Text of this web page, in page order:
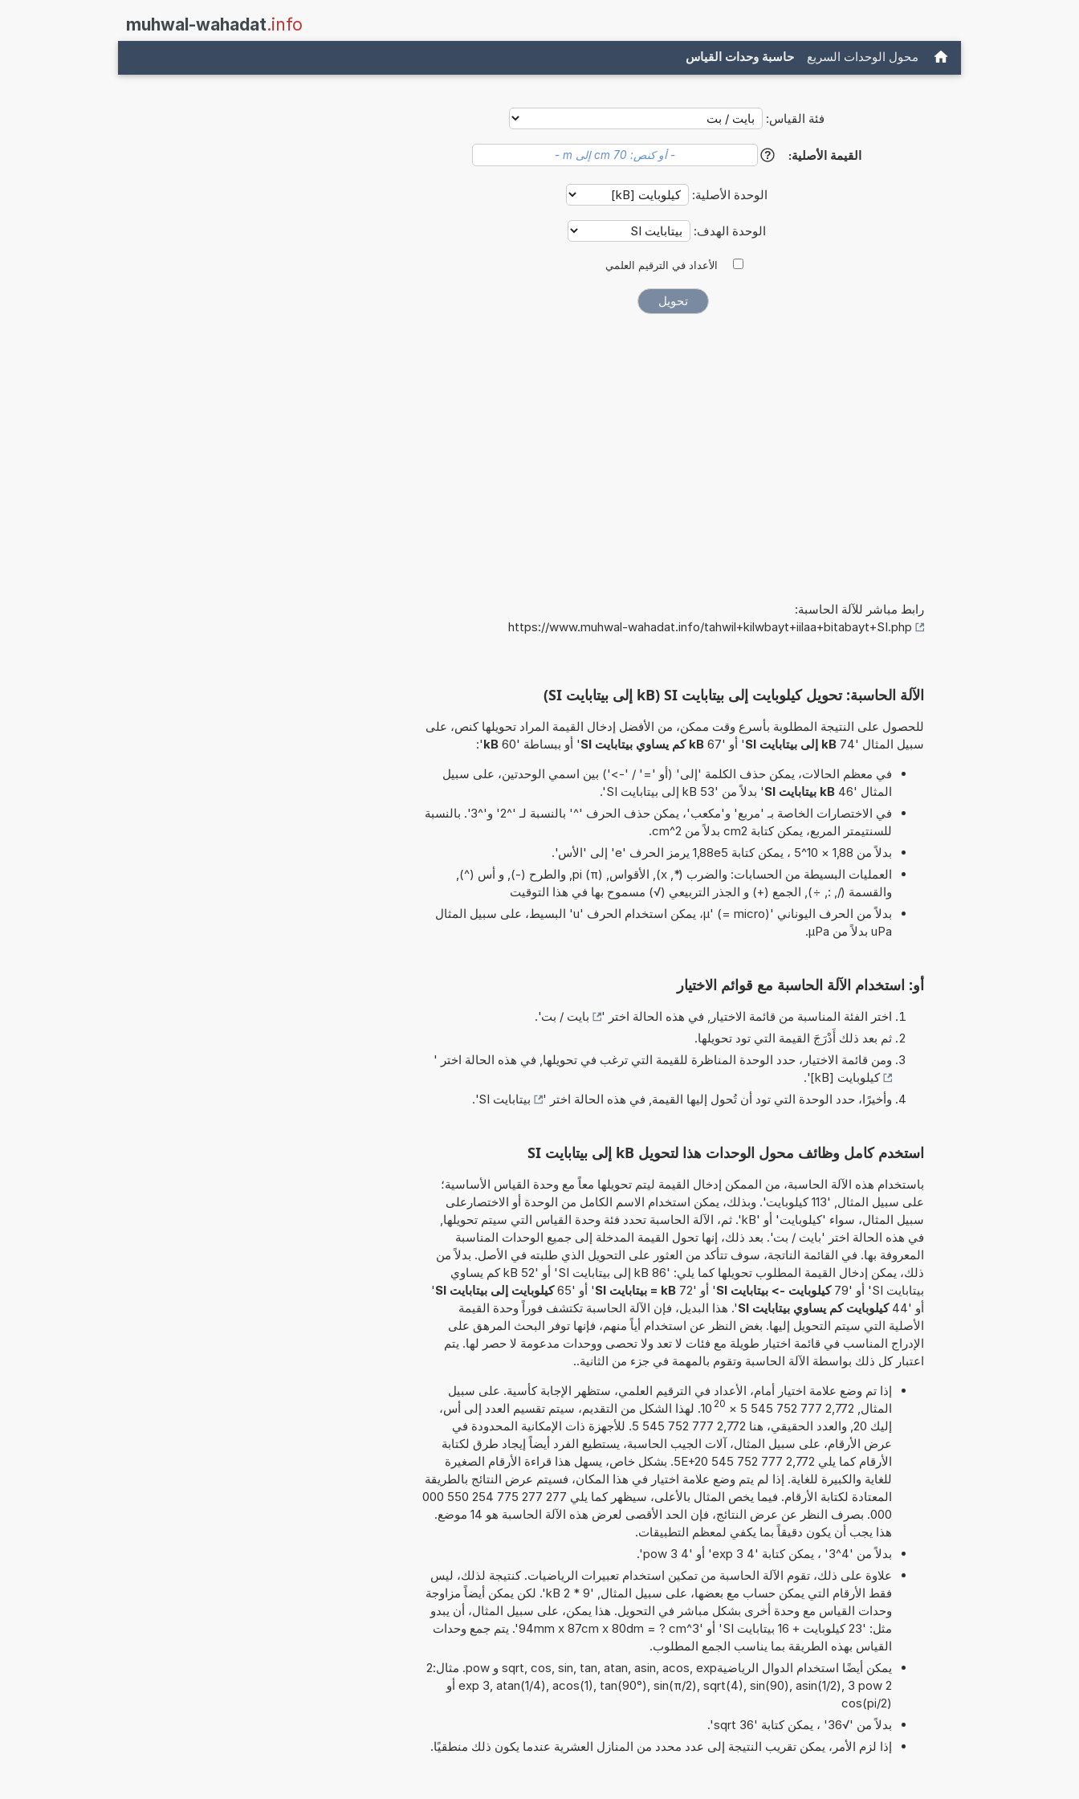
muhwal-wahadat.info
محول الوحدات السريع حاسبة وحدات القياس
فئة القياس:
القيمة الأصلية: ?
الوحدة الأصلية:
الوحدة الهدف:
الأعداد في الترقيم العلمي
رابط مباشر للآلة الحاسبة:
https://www.muhwal-wahadat.info/tahwil+kilwbayt+iilaa+bitabayt+SI.php
الآلة الحاسبة: تحويل كيلوبايت إلى بيتابايت SI (kB إلى بيتابايت SI)
للحصول على النتيجة المطلوبة بأسرع وقت ممكن، من الأفضل إدخال القيمة المراد تحويلها كنص، على
سبيل المثال '74
kB إلى بيتابايت SI ' أو '67 kB كم يساوي بيتابايت SI ' أو ببساطة '60 kB
':
في معظم الحالات، يمكن حذف الكلمة 'إلى' (أو '=' / '->') بين اسمي الوحدتين، على سبيل
المثال '46
kB بيتابايت SI
' بدلاً من '53 kB إلى بيتابايت SI'.
في الاختصارات الخاصة بـ 'مربع' و'مكعب'، يمكن حذف الحرف '^' بالنسبة لـ '^2' و'^3'. بالنسبة
للسنتيمتر المربع، يمكن كتابة cm2 بدلاً من cm^2.
بدلاً من 1,88 × 10^5 ، يمكن كتابة 1,88e5 يرمز الحرف 'e' إلى 'الأس'.
العمليات البسيطة من الحسابات: والضرب (*, x), الأقواس, pi (π), والطرح (-), و أس (^),
والقسمة (/, :, ÷), الجمع (+) و الجذر التربيعي (√) مسموح بها في هذا التوقيت
بدلاً من الحرف اليوناني 'µ' (= micro)، يمكن استخدام الحرف 'u' البسيط، على سبيل المثال
uPa بدلاً من µPa.
أو: استخدام الآلة الحاسبة مع قوائم الاختيار
اختر الفئة المناسبة من قائمة الاختيار, في هذه الحالة اختر ' بايت / بت'.
ثم بعد ذلك أَدْرَجَ القيمة التي تود تحويلها.
ومن قائمة الاختيار، حدد الوحدة المناظرة للقيمة التي ترغب في تحويلها, في هذه الحالة اختر '
كيلوبايت [kB]
'.
وأخيرًا، حدد الوحدة التي تود أن تُحول إليها القيمة, في هذه الحالة اختر '
بيتابايت SI '.
استخدم كامل وظائف محول الوحدات هذا لتحويل kB إلى بيتابايت SI
باستخدام هذه الآلة الحاسبة، من الممكن إدخال القيمة ليتم تحويلها معاً مع وحدة القياس الأساسية؛
على سبيل المثال, '113 كيلوبايت'. وبذلك، يمكن استخدام الاسم الكامل من الوحدة أو الاختصارعلى
سبيل المثال، سواء 'كيلوبايت' أو 'kB'. ثم، الآلة الحاسبة تحدد فئة وحدة القياس التي سيتم تحويلها,
في هذه الحالة اختر 'بايت / بت'. بعد ذلك، إنها تحول القيمة المدخلة إلى جميع الوحدات المناسبة
المعروفة بها. في القائمة الناتجة، سوف تتأكد من العثور على التحويل الذي طلبته في الأصل. بدلاً من
ذلك، يمكن إدخال القيمة المطلوب تحويلها كما يلي: '86 kB إلى بيتابايت SI' أو '52 kB كم يساوي
بيتابايت SI' أو '79
كيلوبايت -> بيتابايت SI ' أو '72 kB = بيتابايت SI ' أو '65 كيلوبايت إلى بيتابايت SI
'
أو '44
كيلوبايت كم يساوي بيتابايت SI
'. هذا البديل، فإن الآلة الحاسبة تكتشف فوراً وحدة القيمة
الأصلية التي سيتم التحويل إليها. بغض النظر عن استخدام أياً منهم، فإنها توفر البحث المرهق على
الإدراج المناسب في قائمة اختيار طويلة مع فئات لا تعد ولا تحصى ووحدات مدعومة لا حصر لها. يتم
اعتبار كل ذلك بواسطة الآلة الحاسبة وتقوم بالمهمة في جزء من الثانية..
إذا تم وضع علامة اختيار أمام، الأعداد في الترقيم العلمي، ستظهر الإجابة كأسية. على سبيل
المثال, 2,772 777 752 545 5
×
10 20
. لهذا الشكل من التقديم، سيتم تقسيم العدد إلى أس،
إليك 20, والعدد الحقيقي، هنا 2,772 777 752 545 5. للأجهزة ذات الإمكانية المحدودة في
عرض الأرقام، على سبيل المثال، آلات الجيب الحاسبة، يستطيع الفرد أيضاً إيجاد طرق لكتابة
الأرقام كما يلي 2,772 777 752 545 5E+20. بشكل خاص، يسهل هذا قراءة الأرقام الصغيرة
للغاية والكبيرة للغاية. إذا لم يتم وضع علامة اختيار في هذا المكان، فسيتم عرض النتائج بالطريقة
المعتادة لكتابة الأرقام. فيما يخص المثال بالأعلى، سيظهر كما يلي 277 277 775 254 550 000
000. بصرف النظر عن عرض النتائج، فإن الحد الأقصى لعرض هذه الآلة الحاسبة هو 14 موضع.
هذا يجب أن يكون دقيقاً بما يكفي لمعظم التطبيقات.
بدلاً من '4^3' ، يمكن كتابة '4 exp 3' أو '4 pow 3'.
علاوة على ذلك، تقوم الآلة الحاسبة من تمكين استخدام تعبيرات الرياضيات. كنتيجة لذلك، ليس
فقط الأرقام التي يمكن حساب مع بعضها، على سبيل المثال, '9 * 2 kB'. لكن يمكن أيضاً مزاوجة
وحدات القياس مع وحدة أخرى بشكل مباشر في التحويل. هذا يمكن، على سبيل المثال، أن يبدو
مثل: '23 كيلوبايت + 16 بيتابايت SI' أو '94mm x 87cm x 80dm = ? cm^3'. يتم جمع وحدات
القياس بهذه الطريقة بما يناسب الجمع المطلوب.
يمكن أيضًا استخدام الدوال الرياضيةsqrt, cos, sin, tan, atan, asin, acos, exp و pow. مثال:2
exp 3, atan(1/4), acos(1), tan(90°), sin(π/2), sqrt(4), sin(90), asin(1/2), 3 pow 2 أو
cos(pi/2)
بدلاً من '√36' ، يمكن كتابة 'sqrt 36'.
إذا لزم الأمر، يمكن تقريب النتيجة إلى عدد محدد من المنازل العشرية عندما يكون ذلك منطقيًا.